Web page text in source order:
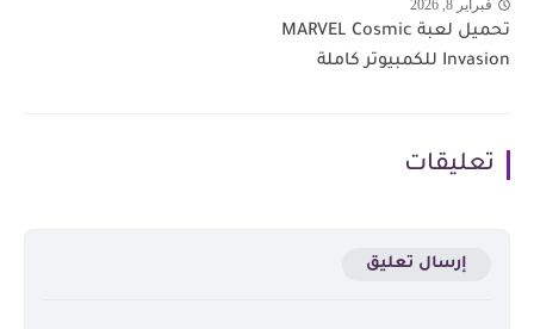
فبراير 8, 2026
تحميل لعبة MARVEL Cosmic
Invasion للكمبيوتر كاملة
تعليقات
إرسال تعليق